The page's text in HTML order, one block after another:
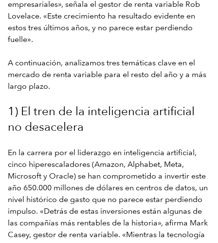
empresariales», señala el gestor de renta variable Rob
Lovelace. «Este crecimiento ha resultado evidente en
estos tres últimos años, y no parece estar perdiendo
fuelle».
A continuación, analizamos tres temáticas clave en el
mercado de renta variable para el resto del año y a más
largo plazo.
1) El tren de la inteligencia artificial
no desacelera
En la carrera por el liderazgo en inteligencia artificial,
cinco hiperescaladores (Amazon, Alphabet, Meta,
Microsoft y Oracle) se han comprometido a invertir este
año 650.000 millones de dólares en centros de datos, un
nivel histórico de gasto que no parece estar perdiendo
impulso. «Detrás de estas inversiones están algunas de
las compañías más rentables de la historia», afirma Mark
Casey, gestor de renta variable. «Mientras la tecnología